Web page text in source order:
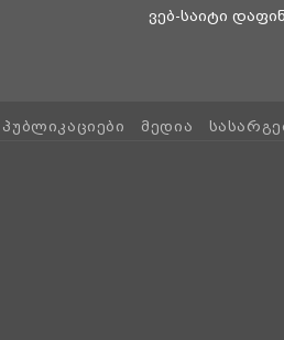
ვებ-საიტი
ᲞᲣᲑᲚᲘᲙᲐᲪᲘᲔᲑᲘ ᲛᲔᲓᲘᲐ